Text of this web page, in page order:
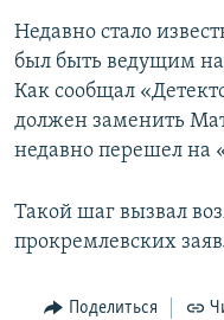
Недавно стало
был быть ведущим
Как сообщал
должен заменить
недавно перешел на
Такой шаг вызвал
прокремлевских
Поделиться